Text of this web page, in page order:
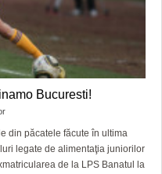
Bucuresti!
din păcatele făcute în ultima
legate de alimentaţia juniorilor
de la LPS Banatul la